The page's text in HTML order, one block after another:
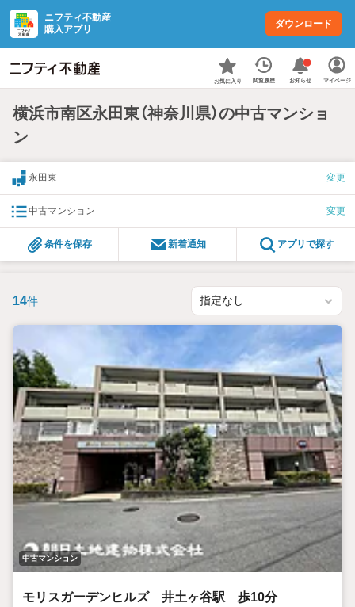
ニフティ不動産
購入アプリ
ダウンロード
お気に入り 閲覧履歴 お知らせ マイページ
横浜市南区永田東（神奈川県）の中古マンショ
ン
永田東 変更
中古マンション 変更
条件を保存 新着通知 アプリで探す
14件
中古マンション
モリスガーデンヒルズ 井土ヶ谷駅 歩10分